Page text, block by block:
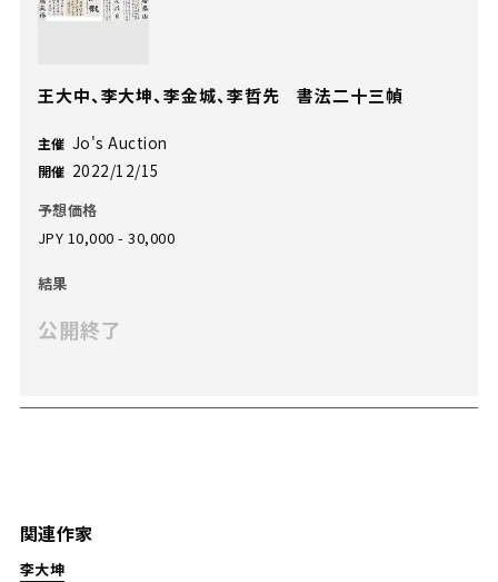
関連作家
李大坤
王大中、李大坤、李金城、李哲先 書法二十三幀
主催 Jo's Auction
開催 2022/12/15
予想価格
JPY 10,000 - 30,000
結果
公開終了